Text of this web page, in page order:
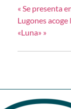
« Se presenta
Lugones
«Luna» »